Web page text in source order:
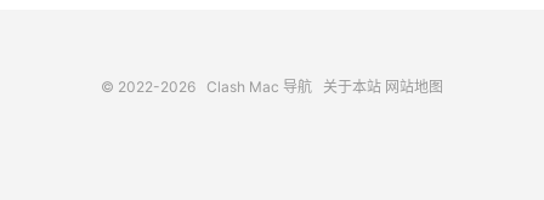
© 2022-2026 Clash Mac 导航 关于本站 网站地图